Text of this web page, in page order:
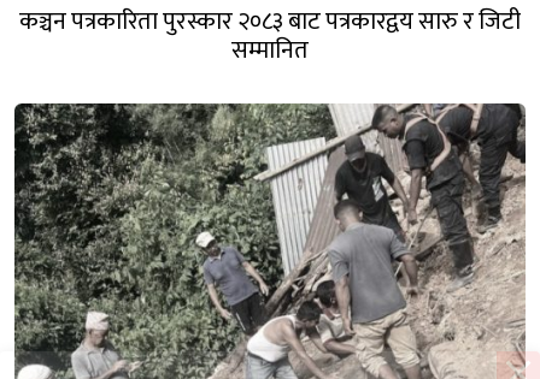
कञ्चन पत्रकारिता पुरस्कार २०८३ बाट पत्रकारद्वय सारु र जिटी
सम्मानित